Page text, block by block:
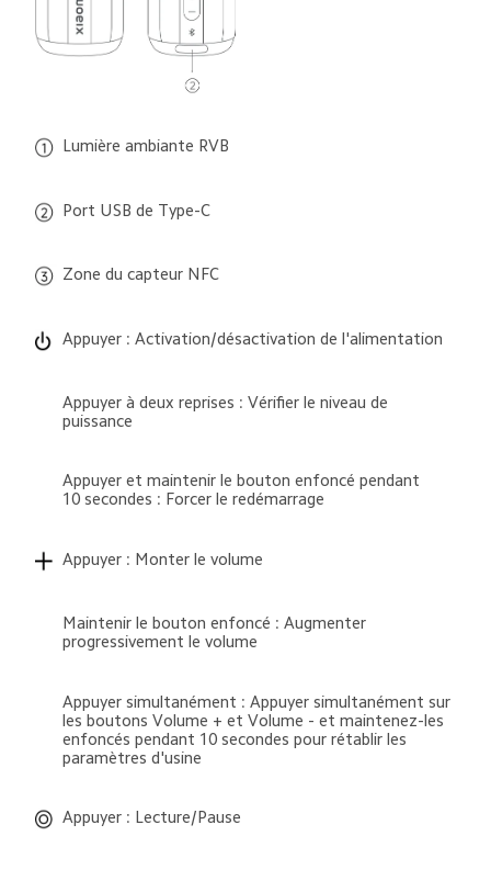
Lumière ambiante RVB
Port USB de Type-C
Zone du capteur NFC
Appuyer : Activation/désactivation de l'alimentation
Appuyer à deux reprises : Vérifier le niveau de
puissance
Appuyer et maintenir le bouton enfoncé pendant
10 secondes : Forcer le redémarrage
Appuyer : Monter le volume
Maintenir le bouton enfoncé : Augmenter
progressivement le volume
Appuyer simultanément : Appuyer simultanément sur
les boutons Volume + et Volume - et maintenez-les
enfoncés pendant 10 secondes pour rétablir les
paramètres d'usine
Appuyer : Lecture/Pause